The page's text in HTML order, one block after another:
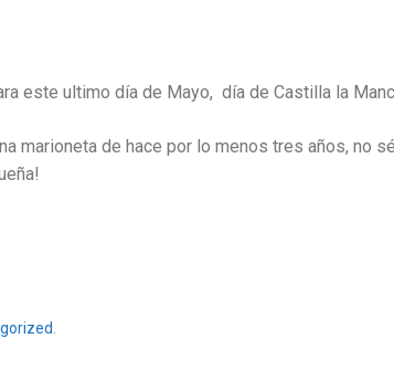
este ultimo día de Mayo, día de Castilla la
marioneta de hace por lo menos tres años, no